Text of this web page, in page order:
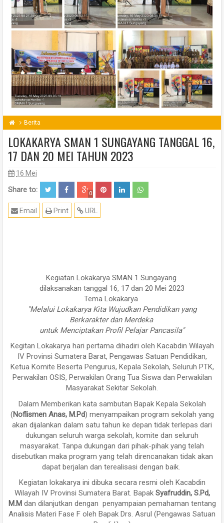
Berita
LOKAKARYA SMAN 1 SUNGAYANG TANGGAL 16,
17 DAN 20 MEI TAHUN 2023
16 Mei
Share to: 0
URL
Print
Email
Kegiatan Lokakarya SMAN 1 Sungayang
dilaksanakan tanggal 16, 17 dan 20 Mei 2023
Tema Lokakarya
"Melalui Lokakarya Kita Wujudkan Pendidikan yang
Berkarakter dan Merdeka
untuk Menciptakan Profil Pelajar Pancasila"
Kegitan Lokakarya hari pertama dihadiri oleh Kacabdin Wilayah
IV Provinsi Sumatera Barat, Pengawas Satuan Pendidikan,
Ketua Komite Beserta Pengurus, Kepala Sekolah, Seluruh PTK,
Perwakilan OSIS, Perwakilan Orang Tua Siswa dan Perwakilan
Masyarakat Sekitar Sekolah.
Dalam Memberikan kata sambutan Bapak Kepala Sekolah
(Noflismen Anas, M.Pd) menyampaikan program sekolah yang
akan dijalankan dalam satu tahun ke depan tidak terlepas dari
dukungan seluruh warga sekolah, komite dan seluruh
masyarakat. Tanpa dukungan dari pihak-pihak yang telah
disebutkan maka program yang telah direncanakan tidak akan
dapat berjalan dan terealisasi dengan baik.
Kegiatan lokakarya ini dibuka secara resmi oleh Kacabdin
Wilayah IV Provinsi Sumatera Barat. Bapak Syafruddin, S.Pd,
M.M dan dilanjutkan dengan penyampaian pemahaman tentang
Analisis Materi Fase F oleh Bapak Drs. Asrul (Pengawas Satuan